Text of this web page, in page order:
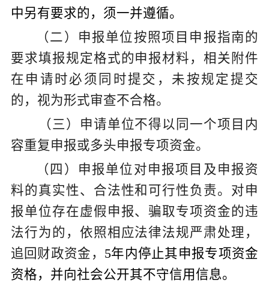
中另有要求的，须一并遵循。
（二）申报单位按照项目申报指南的
要求填报规定格式的申报材料，相关附件
在申请时必须同时提交，未按规定提交
的，视为形式审查不合格。
（三）申请单位不得以同一个项目内
容重复申报或多头申报专项资金。
（四）申报单位对申报项目及申报资
料的真实性、合法性和可行性负责。对申
报单位存在虚假申报、骗取专项资金的违
法行为的，依照相应法律法规严肃处理，
追回财政资金， 5年内停止其申报专项资金
资格，并向社会公开其不守信用信息。